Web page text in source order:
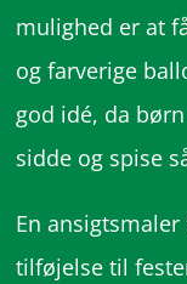
mulighed er at
og farverige
god idé, da
sidde og spise
En
tilføjelse til